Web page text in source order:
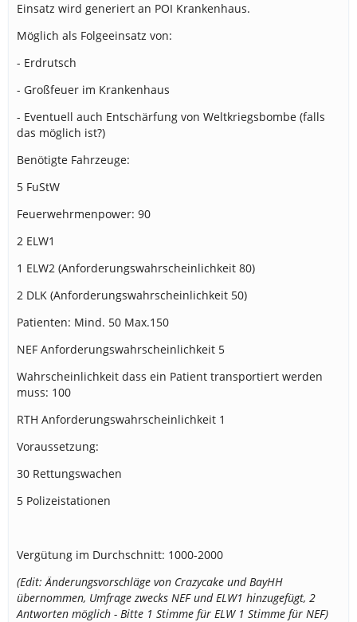
Einsatz wird generiert an POI Krankenhaus.
Möglich als Folgeeinsatz von:
- Erdrutsch
- Großfeuer im Krankenhaus
- Eventuell auch Entschärfung von Weltkriegsbombe (falls
das möglich ist?)
Benötigte Fahrzeuge:
5 FuStW
Feuerwehrmenpower: 90
2 ELW1
1 ELW2 (Anforderungswahrscheinlichkeit 80)
2 DLK (Anforderungswahrscheinlichkeit 50)
Patienten: Mind. 50 Max.150
NEF Anforderungswahrscheinlichkeit 5
Wahrscheinlichkeit dass ein Patient transportiert werden
muss: 100
RTH Anforderungswahrscheinlichkeit 1
Voraussetzung:
30 Rettungswachen
5 Polizeistationen
Vergütung im Durchschnitt: 1000-2000
(Edit: Änderungsvorschläge von Crazycake und BayHH
übernommen, Umfrage zwecks NEF und ELW1 hinzugefügt, 2
Antworten möglich - Bitte 1 Stimme für ELW 1 Stimme für NEF)